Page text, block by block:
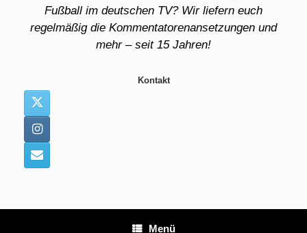
Fußball im deutschen TV? Wir liefern euch
regelmäßig die Kommentatorenansetzungen und
mehr – seit 15 Jahren!
Kontakt
Menü